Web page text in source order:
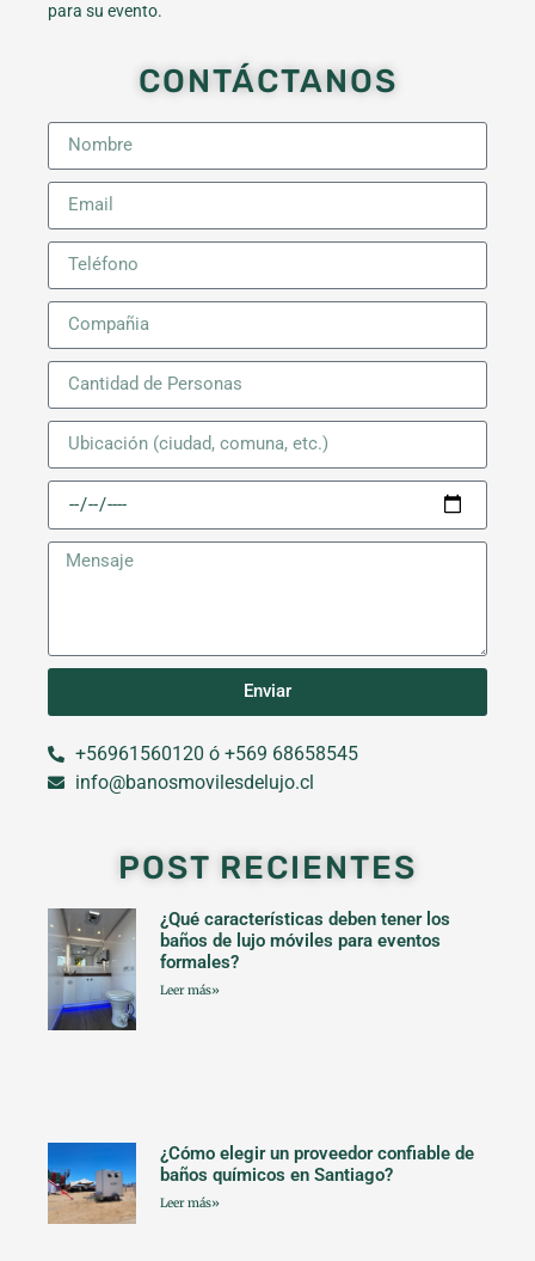
para su evento.
CONTÁCTANOS
Enviar
+56961560120 ó +569 68658545
info@banosmovilesdelujo.cl
POST RECIENTES
¿Qué características deben tener los
baños de lujo móviles para eventos
formales?
Leer más»
¿Cómo elegir un proveedor confiable de
baños químicos en Santiago?
Leer más»